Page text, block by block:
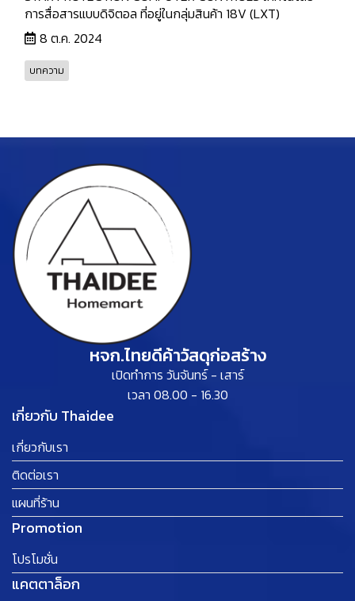
การสื่อสารแบบดิจิตอล ที่อยู่ในกลุ่มสินค้า 18V (LXT)
8 ต.ค. 2024
บทความ
หจก.ไทยดีค้าวัสดุก่อสร้าง
เปิดทำการ วันจันทร์ - เสาร์
เวลา 08.00 - 16.30
เกี่ยวกับ Thaidee
เกี่ยวกับเรา
ติดต่อเรา
แผนที่ร้าน
Promotion
โปรโมชั่น
แคตตาล็อก